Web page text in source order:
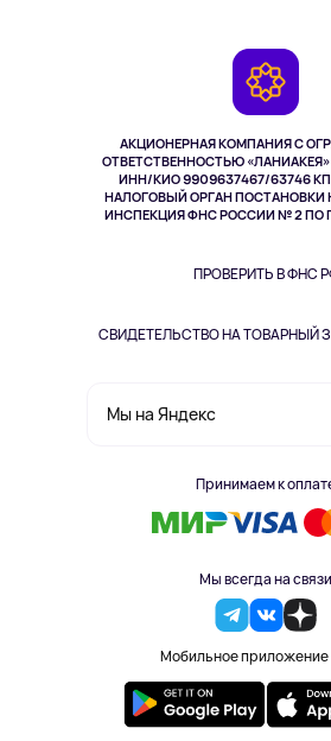
АКЦИОНЕРНАЯ КОМПАНИЯ С
ОТВЕТСТВЕННОСТЬЮ «ЛАНИАКЕЯ»
ИНН/КИО 9909637467/63746
НАЛОГОВЫЙ ОРГАН ПОСТАНОВКИ
ИНСПЕКЦИЯ ФНС РОССИИ № 2 ПО
ПРОВЕРИТЬ В ФНС
СВИДЕТЕЛЬСТВО НА ТОВАРНЫЙ
Мы на Яндекс
Принимаем к
Мы всегда на связи
Мобильное приложение
Здоровье питомцев
Одежда и аксессуары